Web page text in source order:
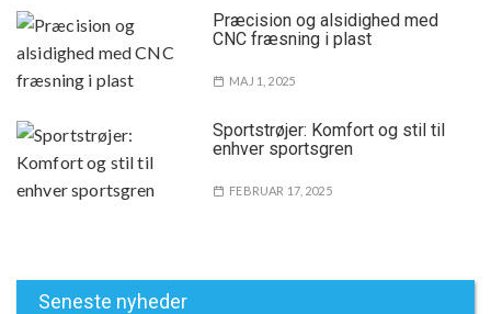
Præcision og alsidighed med
CNC fræsning i plast
MAJ 1, 2025
Sportstrøjer: Komfort og stil til
enhver sportsgren
FEBRUAR 17, 2025
Seneste nyheder